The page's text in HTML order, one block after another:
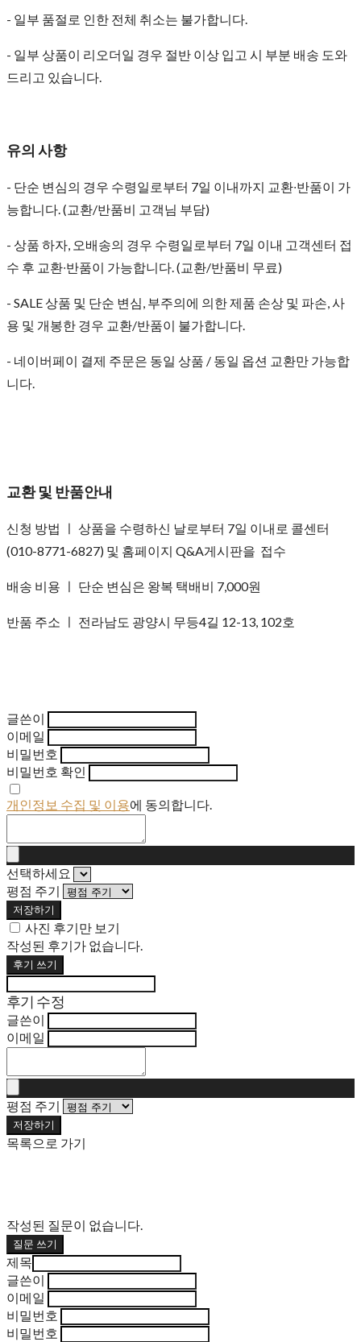
- 일부 품절로 인한 전체 취소는 불가합니다.
- 일부 상품이 리오더일 경우 절반 이상 입고 시 부분 배송 도와
드리고 있습니다.
유의 사항
- 단순 변심의 경우 수령일로부터 7일 이내까지 교환∙반품이 가
능합니다. (교환/반품비 고객님 부담)
- 상품 하자, 오배송의 경우 수령일로부터 7일 이내 고객센터 접
수 후 교환∙반품이 가능합니다. (교환/반품비 무료)
- SALE 상품 및 단순 변심, 부주의에 의한 제품 손상 및 파손, 사
용 및 개봉한 경우 교환/반품이 불가합니다.
- 네이버페이 결제 주문은 동일 상품 / 동일 옵션 교환만 가능합
니다.
교환 및 반품안내
신청 방법 ㅣ 상품을 수령하신 날로부터 7일 이내로 콜센터
(010-8771-6827) 및 홈페이지 Q&A게시판을 접수
배송 비용 ㅣ 단순 변심은 왕복 택배비 7,000원
반품 주소 ㅣ 전라남도 광양시 무등4길 12-13, 102호
글쓴이
이메일
비밀번호
비밀번호 확인
개인정보 수집 및 이용에 동의합니다.
선택하세요
평점 주기
저장하기
사진 후기만 보기
작성된 후기가 없습니다.
후기 쓰기
후기 수정
글쓴이
이메일
평점 주기
저장하기
목록으로 가기
작성된 질문이 없습니다.
질문 쓰기
제목
글쓴이
이메일
비밀번호
비밀번호